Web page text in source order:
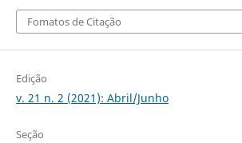
Fomatos de Citação
Edição
v. 21 n. 2 (2021): Abril/Junho
Seção